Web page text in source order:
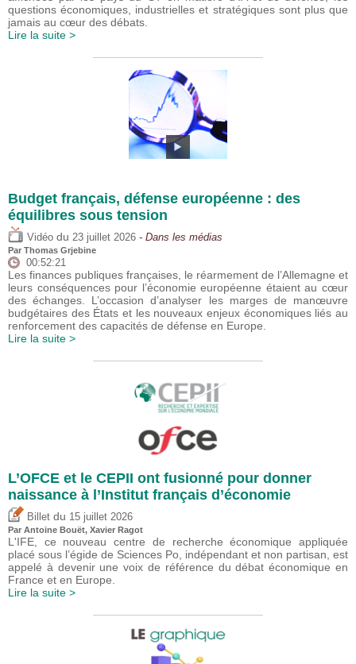
questions économiques, industrielles et stratégiques sont plus que
jamais au cœur des débats.
Lire la suite >
Budget français, défense européenne : des
équilibres sous tension
Vidéo du 23 juillet 2026 - Dans les médias
Par Thomas Grjebine
00:52:21
Les finances publiques françaises, le réarmement de l’Allemagne et
leurs conséquences pour l’économie européenne étaient au cœur
des échanges. L’occasion d’analyser les marges de manœuvre
budgétaires des États et les nouveaux enjeux économiques liés au
renforcement des capacités de défense en Europe.
Lire la suite >
L’OFCE et le CEPII ont fusionné pour donner
naissance à l’Institut français d’économie
Billet du 15 juillet 2026
Par Antoine Bouët, Xavier Ragot
L'IFE, ce nouveau centre de recherche économique appliquée
placé sous l’égide de Sciences Po, indépendant et non partisan, est
appelé à devenir une voix de référence du débat économique en
France et en Europe.
Lire la suite >